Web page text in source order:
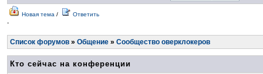
Новая тема /
Ответить
-
Список форумов » Общение » Сообщество оверклокеров
Кто сейчас на конференции